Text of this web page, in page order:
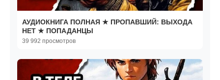
АУДИОКНИГА ПОЛНАЯ ★ ПРОПАВШИЙ: ВЫХОДА
НЕТ ★ ПОПАДАНЦЫ
39 992 просмотров